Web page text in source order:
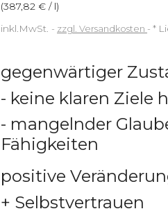
(387,82 € / l)
inkl.MwSt.
zzgl. Versandkosten *
gegenwärtiger
- keine klaren Ziele
- mangelnder
Fähigkeiten
positive
+ Selbstvertrauen